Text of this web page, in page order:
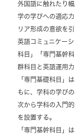
外国語に触れたり
学の学びへの適応
リア形成の意欲を
英語コミュニケー
科目」「専門基幹
群科目と英語運用
「専門基礎科目」
もに、学科の学び
次から学科の入門
を設置する。
「専門基幹科目」